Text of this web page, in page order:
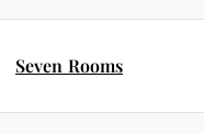
Seven Rooms